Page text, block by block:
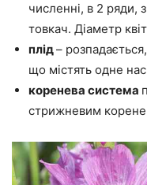
численні, в 2 ряди,
товкач. Діаметр
плід–
що містять одне
коренева система
стрижневим